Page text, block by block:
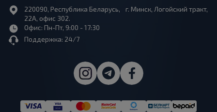
220090, Республика Беларусь, г. Минск, Логойский тракт,
22А, офис 302.
Офис: Пн-Пт, 9:00 - 17:30
Поддержка: 24/7